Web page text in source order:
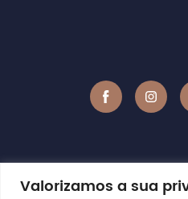
Valorizamos a sua